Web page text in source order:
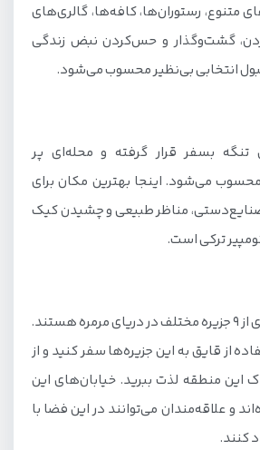
متنوع، رستوران‌ها، کافه‌ها، گالری‌های
گشت‌وگذار و حس‌کردن نبض زندگی
انتخابی بی‌نظیر محسوب می‌شود.
بسفر قرار گرفته و محله‌ای پر
می‌شود. اینجا بهترین مکان برای
صنایع‌دستی، مناظر طبیعی و چشیدن کیک
ترکی است.
جزایر پرنس مجموعه‌ای از ۹ جزیره مختلف در دریای مرمره هستند.
از قایق به این جزیره‌ها سفر کنید و از
این منطقه لذت ببرید. خیابان‌های این
و علاقه‌مندان می‌توانند در این فضا با
کنند.